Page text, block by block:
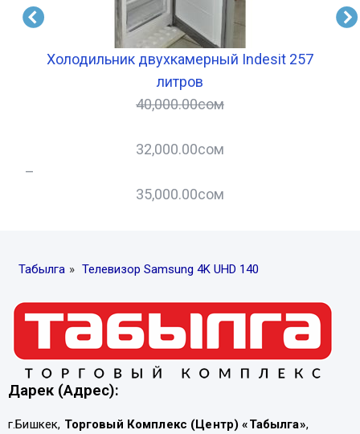
Холодильник двухкамерный Indesit 257
литров
40,000.00сом
32,000.00сом
–
35,000.00сом
Табылга » Телевизор Samsung 4K UHD 140
Дарек (Адрес):
г.Бишкек, Торговый Комплекс (Центр) «Табылга»,